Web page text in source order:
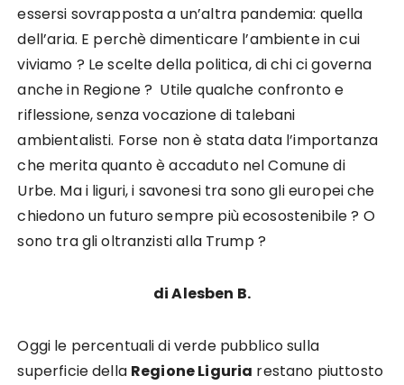
essersi sovrapposta a un’altra pandemia: quella
dell’aria. E perchè dimenticare l’ambiente in cui
viviamo ? Le scelte della politica, di chi ci governa
anche in Regione ? Utile qualche confronto e
riflessione, senza vocazione di talebani
ambientalisti. Forse non è stata data l’importanza
che merita quanto è accaduto nel Comune di
Urbe. Ma i liguri, i savonesi tra sono gli europei che
chiedono un futuro sempre più ecosostenibile ? O
sono tra gli oltranzisti alla Trump ?
di Alesben B.
Oggi le percentuali di verde pubblico sulla
superficie della Regione Liguria restano piuttosto